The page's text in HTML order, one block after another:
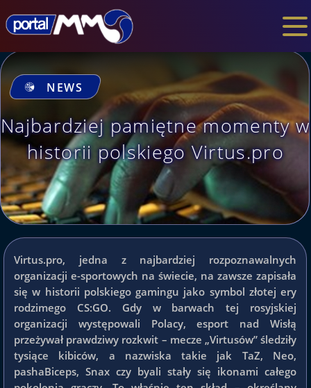
NEWS
Najbardziej pamiętne momenty w
historii polskiego Virtus.pro
Virtus.pro, jedna z najbardziej rozpoznawalnych
organizacji e-sportowych na świecie, na zawsze zapisała
się w historii polskiego gamingu jako symbol złotej ery
rodzimego CS:GO. Gdy w barwach tej rosyjskiej
organizacji występowali Polacy, esport nad Wisłą
przeżywał prawdziwy rozkwit – mecze „Virtusów” śledziły
tysiące kibiców, a nazwiska takie jak TaZ, Neo,
pashaBiceps, Snax czy byali stały się ikonami całego